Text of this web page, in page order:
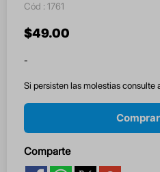
: 1761
$49.00
-
Si persisten las molestias consulte
Comparte